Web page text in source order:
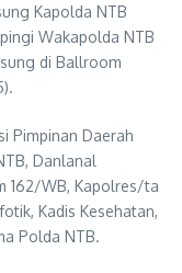
Kapolda NTB
Wakapolda NTB
di Ballroom
Pimpinan Daerah
Danlanal
162/WB, Kapolres/ta
Kadis Kesehatan,
Polda NTB.